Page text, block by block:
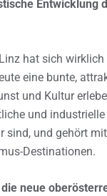
Entwicklung
Linz hat sich wirklich
eine bunte,
und Kultur
und
sind, und gehört
Destinationen.
neue